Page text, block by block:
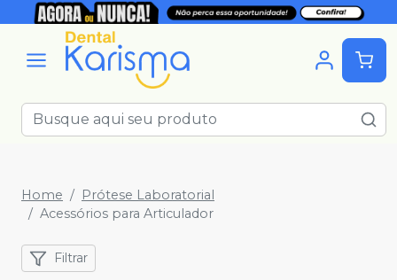
Home
Prótese Laboratorial
Acessórios para Articulador
Filtrar